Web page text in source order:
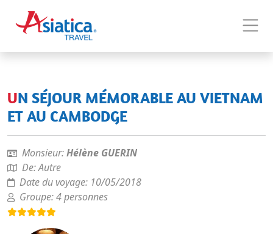
UN SÉJOUR MÉMORABLE AU VIETNAM
ET AU CAMBODGE
Monsieur:Hélène GUERIN
De:Autre
Date du voyage: 10/05/2018
Groupe:4 personnes